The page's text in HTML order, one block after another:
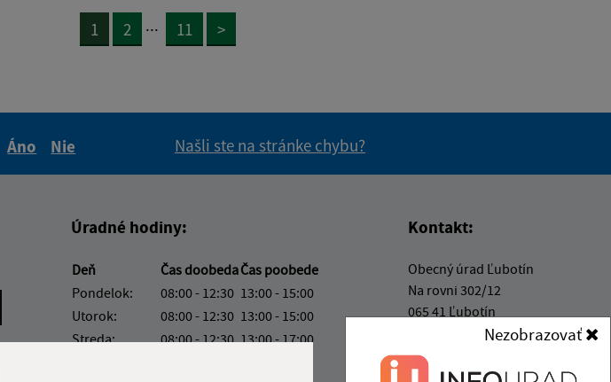
Nezobrazovať
1 2 ... 11 >
Áno
Nie
Našli ste na stránke chybu?
Úradné hodiny:
Deň Čas doobedaČas poobede
Pondelok:
08:00 - 12:30 13:00 - 15:00
Utorok:
08:00 - 12:30 13:00 - 15:00
Streda:
08:00 - 12:30 13:00 - 17:00
Kontakt:
Obecný úrad Ľubotín
Na rovni 302/12
065 41 Ľubotín
info@lubotin.sk
+421 52 49 21 311